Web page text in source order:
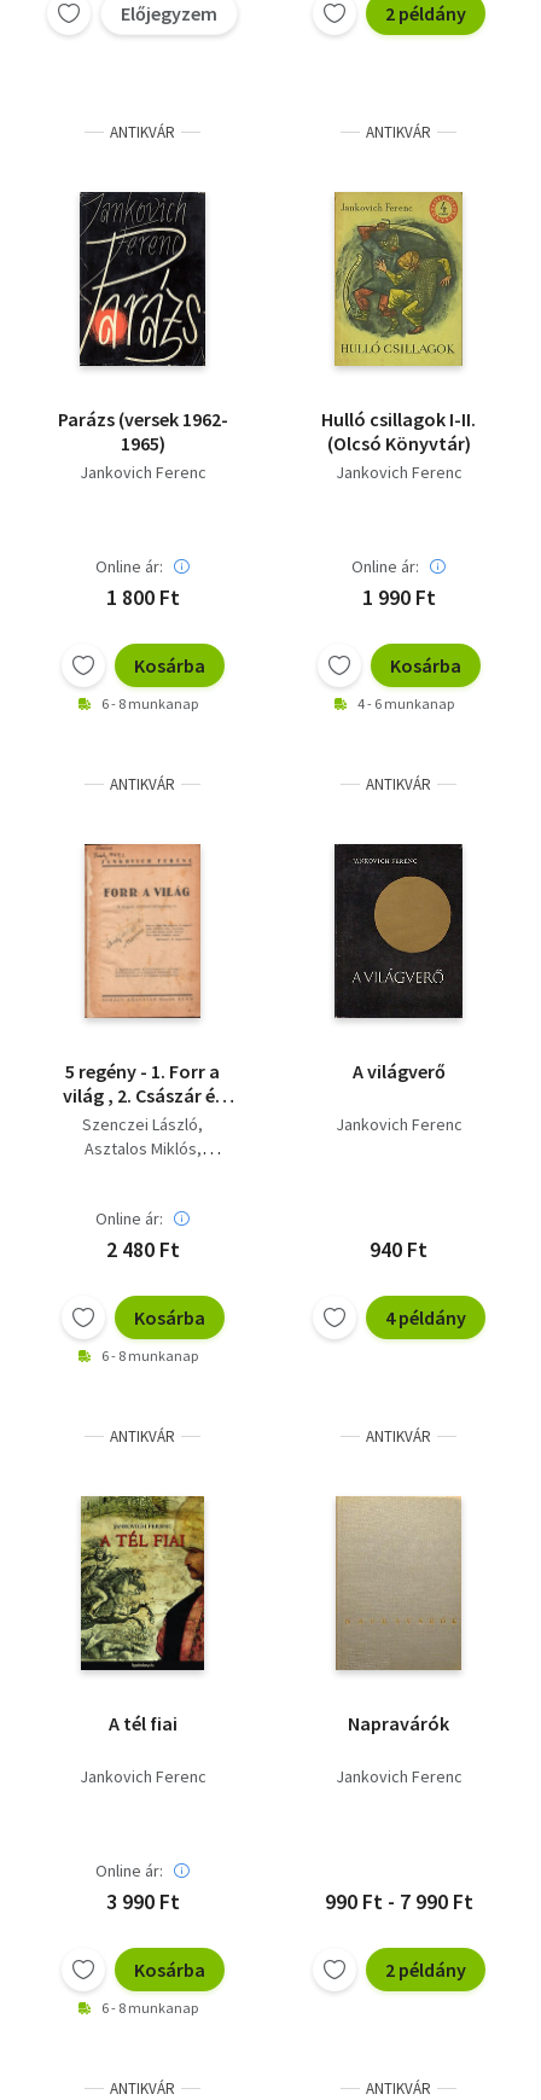
Előjegyzem 2 példány
ANTIKVÁR
Parázs (versek 1962-
1965)
Jankovich Ferenc
Online ár:
1 800 Ft
Kosárba
6 - 8 munkanap
ANTIKVÁR
Hulló csillagok I-II.
(Olcsó Könyvtár)
Jankovich Ferenc
Online ár:
1 990 Ft
Kosárba
4 - 6 munkanap
ANTIKVÁR
5 regény - 1. Forr a
világ , 2. Császár és
kölegény, 3. Letűnt
világ, 4. És seregek
költészet
olvasókönyve
Szenczei László
Asztalos Miklós
Jankovich Ferenc
Online ár:
2 480 Ft
Kosárba
6 - 8 munkanap
ANTIKVÁR
A világverő
Jankovich Ferenc
940 Ft
4 példány
ANTIKVÁR
A tél fiai
Jankovich Ferenc
Online ár:
3 990 Ft
Kosárba
6 - 8 munkanap
ANTIKVÁR
Napravárók
Jankovich Ferenc
990 Ft - 7 990 Ft
2 példány
ANTIKVÁR ANTIKVÁR